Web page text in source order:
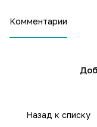
Комментарии
Назад к списку